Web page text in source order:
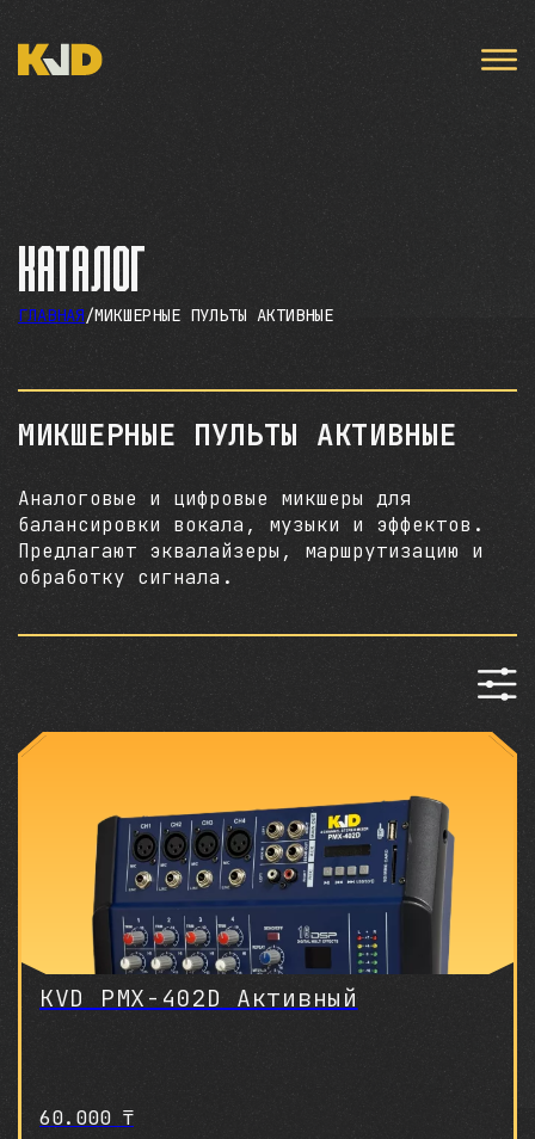
Каталог
ГЛАВНАЯ/МИКШЕРНЫЕ ПУЛЬТЫ АКТИВНЫЕ
МИКШЕРНЫЕ ПУЛЬТЫ АКТИВНЫЕ
Аналоговые и цифровые микшеры для
балансировки вокала, музыки и эффектов.
Предлагают эквалайзеры, маршрутизацию и
обработку сигнала.
KVD PMX-402D Активный
60.000 ₸